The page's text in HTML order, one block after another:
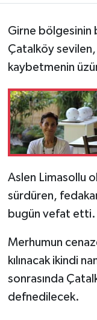
Girne bölgesinin
Çatalköy sevilen,
kaybetmenin
Aslen Limasollu
sürdüren,
bugün vefat etti.
Merhumun
kılınacak ikindi
sonrasında
defnedilecek.